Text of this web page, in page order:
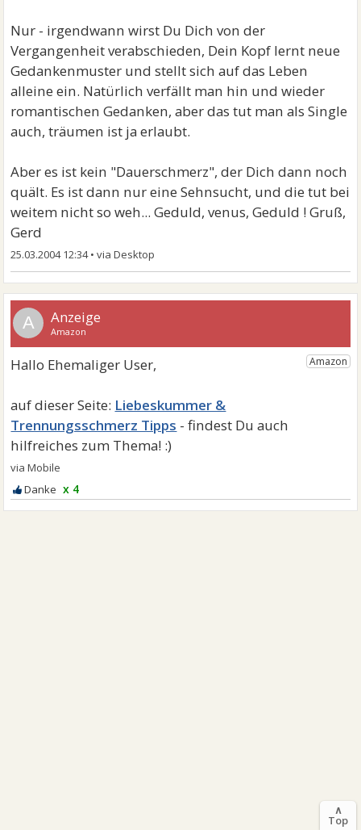
Nur - irgendwann wirst Du Dich von der
Vergangenheit verabschieden, Dein Kopf lernt neue
Gedankenmuster und stellt sich auf das Leben
alleine ein. Natürlich verfällt man hin und wieder
romantischen Gedanken, aber das tut man als Single
auch, träumen ist ja erlaubt.
Aber es ist kein "Dauerschmerz", der Dich dann noch
quält. Es ist dann nur eine Sehnsucht, und die tut bei
weitem nicht so weh... Geduld, venus, Geduld ! Gruß,
Gerd
25.03.2004 12:34•
A
Liebeskummer &
Trennungsschmerz Tipps
x 4
∧
Top